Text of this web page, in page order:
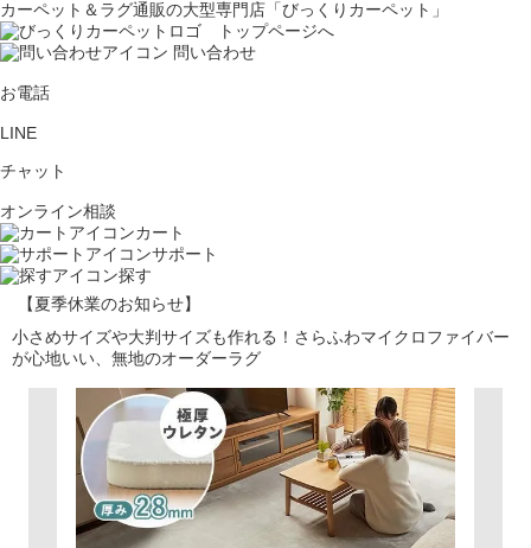
カーペット＆ラグ通販の大型専門店「びっくりカーペット」
問い合わせ
お電話
LINE
チャット
オンライン相談
カート
サポート
探す
【夏季休業のお知らせ】
小さめサイズや大判サイズも作れる！さらふわマイクロファイバー
が心地いい、無地のオーダーラグ